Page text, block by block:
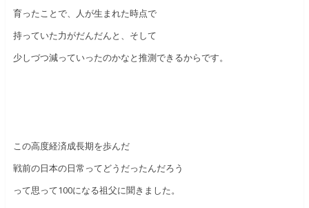
育ったことで、人が生まれた時点で
持っていた力がだんだんと、そして
少しづつ減っていったのかなと推測できるからです。
この高度経済成長期を歩んだ
戦前の日本の日常ってどうだったんだろう
って思って100になる祖父に聞きました。